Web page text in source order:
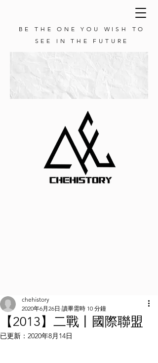
BE THE ONE YOU WISH TO
SEE IN THE FUTURE
【2013】二戰丨國際聯盟
chehistory
2020年6月26日 讀畢需時 10 分鐘
已更新： 2020年8月14日